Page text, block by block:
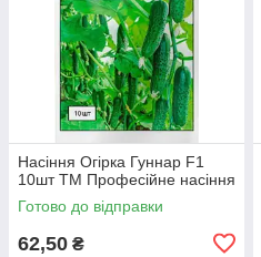
Насіння Огірка Гуннар F1
10шт ТМ Професійне насіння
Готово до відправки
62,50 ₴